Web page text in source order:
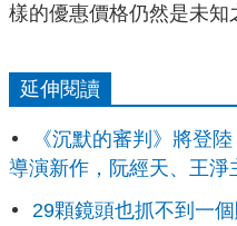
樣的優惠價格仍然是未知
延伸閱讀
《沉默的審判》將登
導演新作，阮經天、王淨
29顆鏡頭也抓不到一